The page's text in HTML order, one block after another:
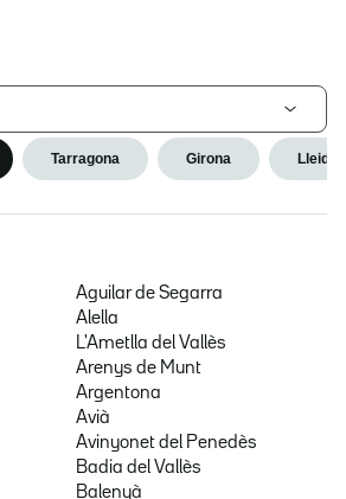
Tarragona Girona Lleida
Aguilar de Segarra
Alella
L'Ametlla del Vallès
Arenys de Munt
Argentona
Avià
Avinyonet del Penedès
Badia del Vallès
Balenyà